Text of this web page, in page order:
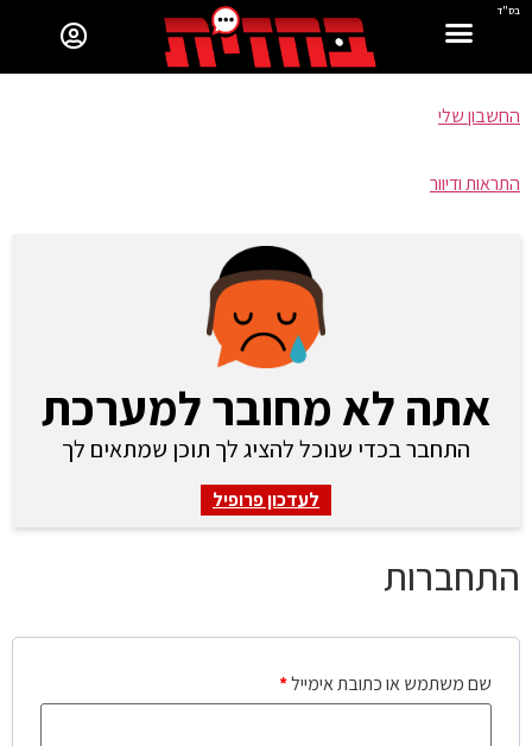
בס"ד
החשבון שלי
התראות ודיוור
אתה לא מחובר למערכת
התחבר בכדי שנוכל להציג לך תוכן שמתאים לך
לעדכון פרופיל
התחברות
שם משתמש או כתובת אימייל*